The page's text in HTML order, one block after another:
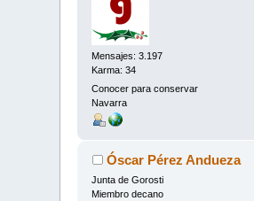
Mensajes: 3.197
Karma: 34
Conocer para conservar
Navarra
Óscar Pérez Andueza
Junta de Gorosti
Miembro decano